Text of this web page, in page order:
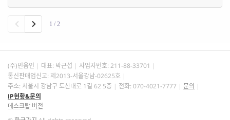
1 / 2
(주)민음인 대표: 박근섭 사업자번호: 211-88-33701
통신판매업신고: 제2013-서울강남-02625호
주소: 서울시 강남구 도산대로 1길 62 5층
전화: 070-4021-7777
문의
IP현황&문의
데스크탑 버전